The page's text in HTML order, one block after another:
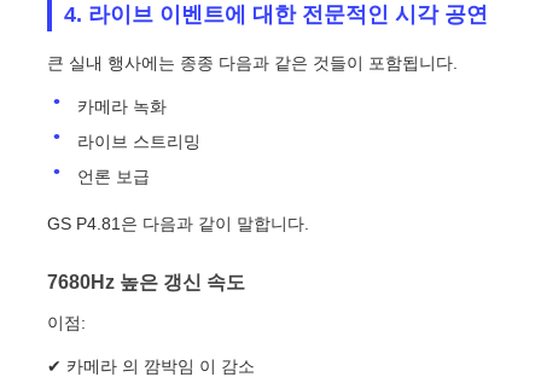
4. 라이브 이벤트에 대한 전문적인 시각 공연
큰 실내 행사에는 종종 다음과 같은 것들이 포함됩니다.
카메라 녹화
라이브 스트리밍
언론 보급
GS P4.81은 다음과 같이 말합니다.
7680Hz 높은 갱신 속도
이점:
✔ 카메라 의 깜박임 이 감소